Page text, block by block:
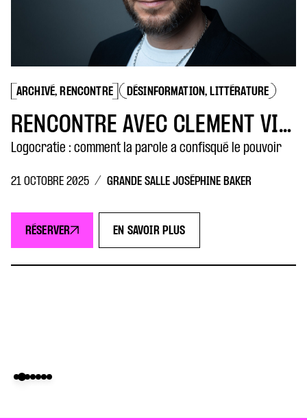
ARCHIVÉ, RENCONTRE DÉSINFORMATION, LITTÉRATURE
RENCONTRE AVEC CLÉMENT VIKTOROVITCH
Logocratie : comment la parole a confisqué le pouvoir
21 OCTOBRE 2025 / GRANDE SALLE JOSÉPHINE BAKER
RÉSERVER EN SAVOIR PLUS